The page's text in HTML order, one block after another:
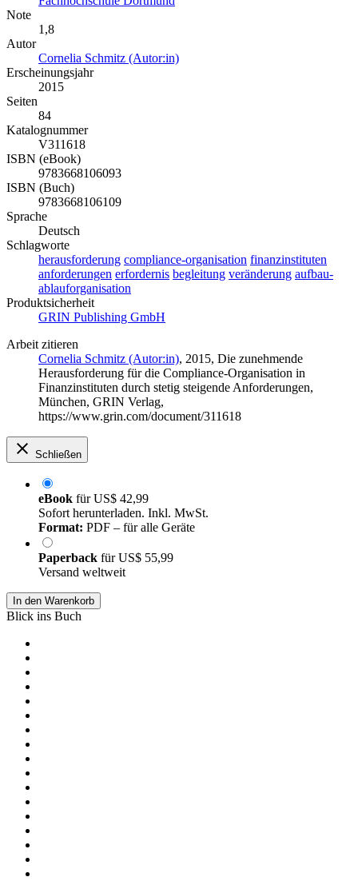
Note
1,8
Autor
Cornelia Schmitz (Autor:in)
Erscheinungsjahr
2015
Seiten
84
Katalognummer
V311618
ISBN (eBook)
9783668106093
ISBN (Buch)
9783668106109
Sprache
Deutsch
Schlagworte
herausforderung compliance-organisation finanzinstituten
anforderungen erfordernis begleitung veränderung aufbau-
ablauforganisation
Produktsicherheit
GRIN Publishing GmbH
Arbeit zitieren
Cornelia Schmitz (Autor:in), 2015, Die zunehmende
Herausforderung für die Compliance-Organisation in
Finanzinstituten durch stetig steigende Anforderungen,
München, GRIN Verlag,
https://www.grin.com/document/311618
Schließen
eBook fürUS$ 42,99
Sofort herunterladen. Inkl. MwSt.
Format: PDF – für alle Geräte
Paperback fürUS$ 55,99
Versand weltweit
In den Warenkorb
Blick ins Buch